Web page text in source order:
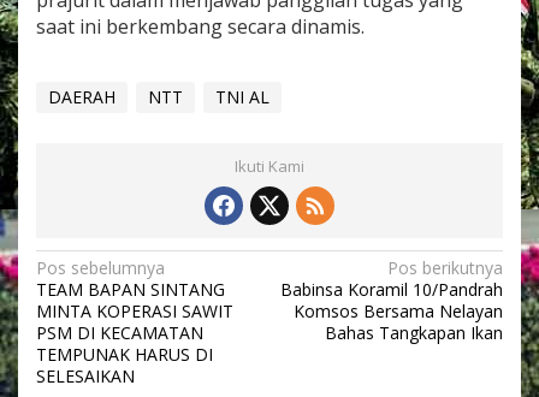
3
"
saat ini berkembang secara dinamis.
DAERAH NTT TNI AL
Ikuti Kami
N
a
v
i
Pos sebelumnya
TEAM BAPAN SINTANG
MINTA KOPERASI SAWIT
PSM DI KECAMATAN
TEMPUNAK HARUS DI
SELESAIKAN
Pos berikutnya
Babinsa Koramil 10/Pandrah
Komsos Bersama Nelayan
Bahas Tangkapan Ikan